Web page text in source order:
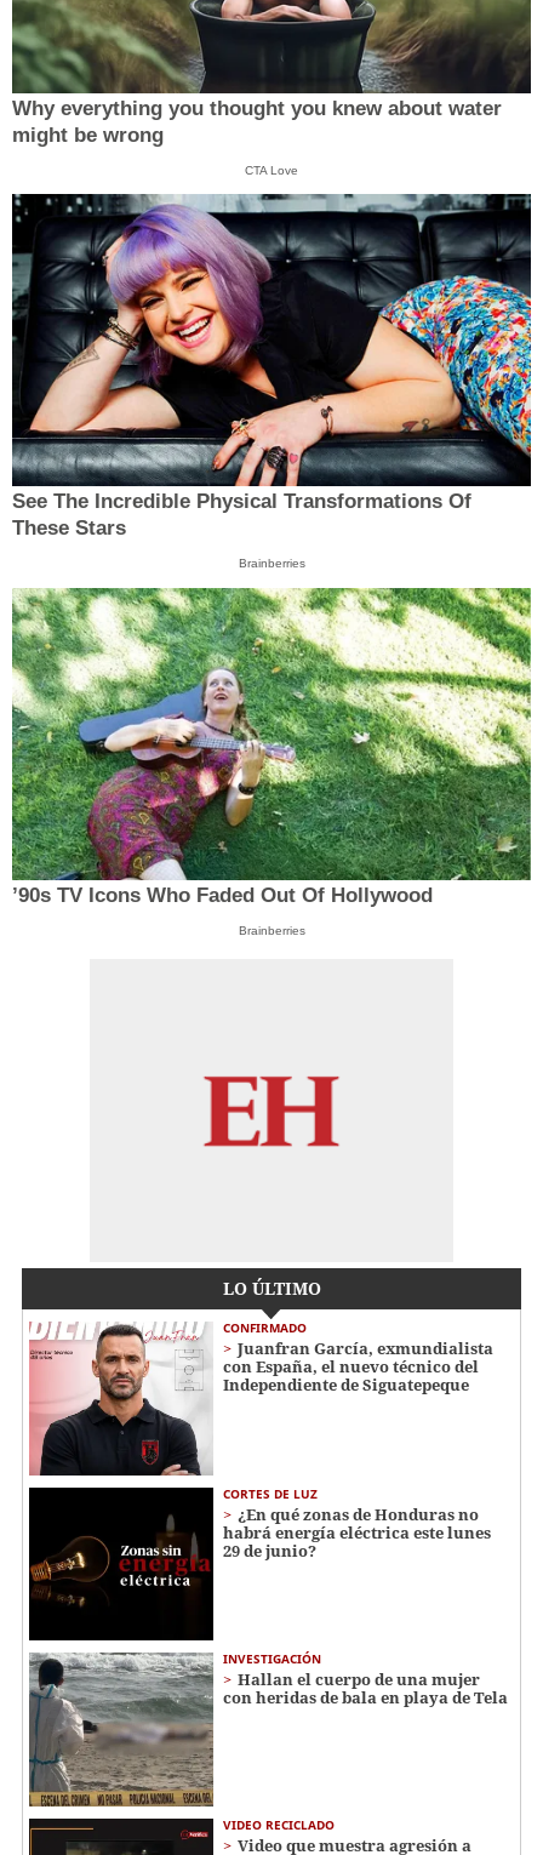
Why everything you thought you knew about water
might be wrong
CTA Love
See The Incredible Physical Transformations Of
These Stars
Brainberries
’90s TV Icons Who Faded Out Of Hollywood
Brainberries
LO ÚLTIMO
CONFIRMADO
Juanfran García, exmundialista
con España, el nuevo técnico del
Independiente de Siguatepeque
CORTES DE LUZ
¿En qué zonas de Honduras no
habrá energía eléctrica este lunes
29 de junio?
INVESTIGACIÓN
Hallan el cuerpo de una mujer
con heridas de bala en playa de Tela
VIDEO RECICLADO
Video que muestra agresión a